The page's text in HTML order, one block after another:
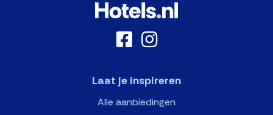
Laat je inspireren
Alle aanbiedingen